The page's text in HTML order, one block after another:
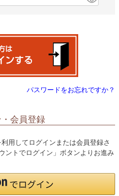
パスワードをお忘れですか？
会員登録
用してログインまたは会員登録さ
ントでログイン」ボタンよりお進み